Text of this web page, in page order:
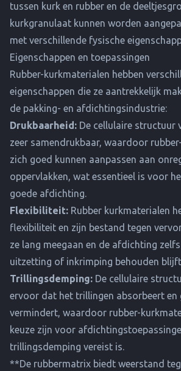
tussen kurk en rubber en de
kurkgranulaat kunnen worden
met verschillende fysische
Eigenschappen en toepassingen
Rubber-kurkmaterialen hebben
eigenschappen die ze aantrekkelijk
de pakking- en afdichtingsindustrie:
Drukbaarheid: De cellulaire structuur
zeer samendrukbaar, waardoor
zich goed kunnen aanpassen aan
oppervlakken, wat essentieel is voor
goede afdichting.
Flexibiliteit: Rubber kurkmaterialen
flexibiliteit en zijn bestand tegen
ze lang meegaan en de afdichting
uitzetting of inkrimping behouden
Trillingsdemping: De cellulaire
ervoor dat het trillingen absorbeert
vermindert, waardoor rubber-
keuze zijn voor
trillingsdemping vereist is.
**De rubbermatrix biedt weerstand